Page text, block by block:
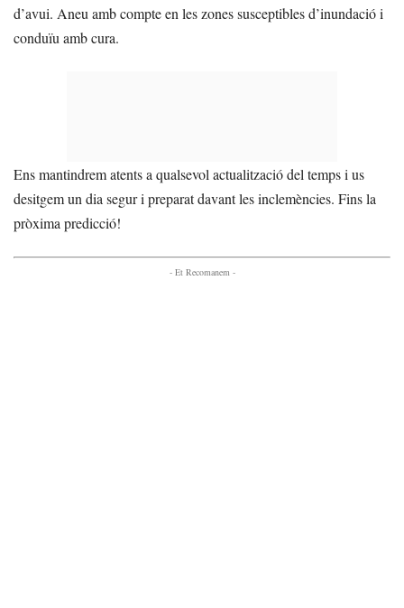
d’avui. Aneu amb compte en les zones susceptibles d’inundació i
conduïu amb cura.
Ens mantindrem atents a qualsevol actualització del temps i us
desitgem un dia segur i preparat davant les inclemències. Fins la
pròxima predicció!
- Et Recomanem -